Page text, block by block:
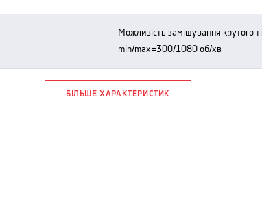
можливість замішування крутого тіста до 10 хвилин, швидкість
min/max=300/1080 об/хв
БІЛЬШЕ ХАРАКТЕРИСТИК